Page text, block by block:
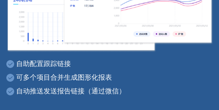
自助配置跟踪链接
可多个项目合并生成图形化报表
自动推送发送报告链接（通过微信）